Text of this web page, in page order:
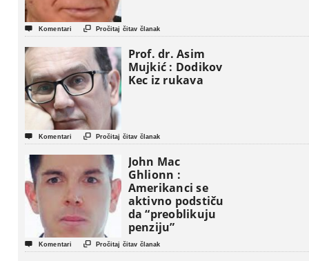
 Komentari  Pročitaj čitav članak
Prof. dr. Asim
Mujkić : Dodikov
Kec iz rukava
 Komentari  Pročitaj čitav članak
John Mac
Ghlionn :
Amerikanci se
aktivno podstiču
da “preoblikuju
penziju”
 Komentari  Pročitaj čitav članak